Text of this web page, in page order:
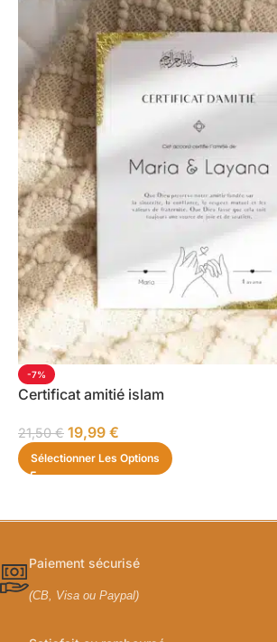
-7%
Certificat amitié islam
21,50€ 19,99 €
Sélectionner Les Options
Paiement sécurisé
(CB, Visa ou Paypal)